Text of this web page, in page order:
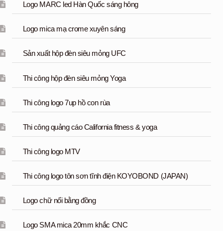
Logo MARC led Hàn Quốc sáng hông
Logo mica mạ crome xuyên sáng
Sản xuất hộp đèn siêu mỏng UFC
Thi công hộp đèn siêu mỏng Yoga
Thi công logo 7up hồ con rùa
Thi công quảng cáo California fitness & yoga
Thi công logo MTV
Thi công logo tôn sơn tĩnh điện KOYOBOND (JAPAN)
Logo chữ nổi bằng đồng
Logo SMA mica 20mm khắc CNC